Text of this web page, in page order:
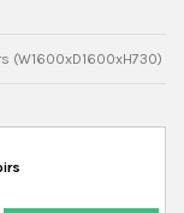
(W1600xD1600xH730)